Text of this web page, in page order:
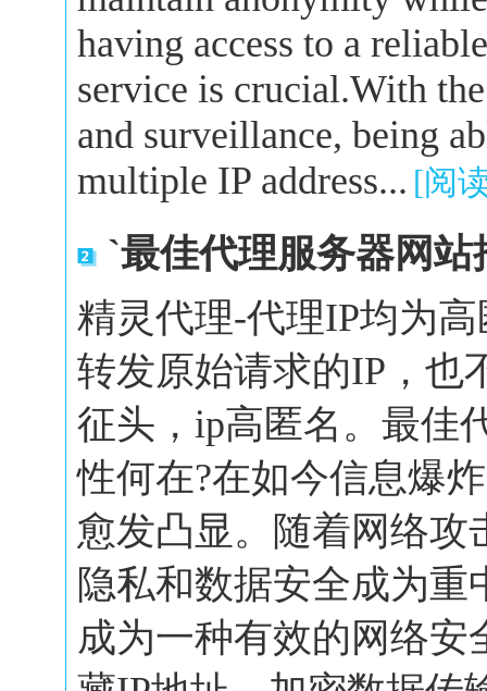
having access to a
service is crucial.With
and surveillance, being
multiple IP address... [阅
`最佳代理服务器网
精灵代理-代理IP均为
转发原始请求的IP，也
征头，ip高匿名。最佳
性何在?在如今信息爆
愈发凸显。随着网络攻
隐私和数据安全成为
成为一种有效的网络